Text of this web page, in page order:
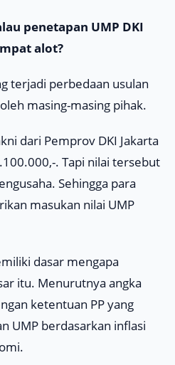
penetapan UMP DKI
alot?
terjadi perbedaan usulan
masing-masing pihak.
dari Pemprov DKI Jakarta
. Tapi nilai tersebut
Sehingga para
masukan nilai UMP
dasar mengapa
itu. Menurutnya angka
ketentuan PP yang
UMP berdasarkan inflasi